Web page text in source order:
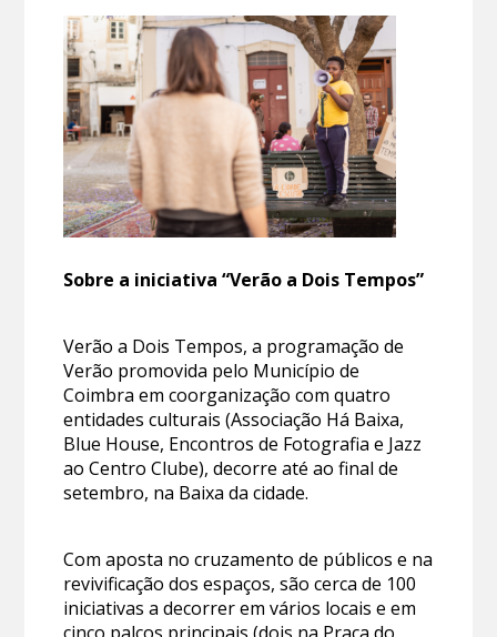
Sobre a iniciativa “Verão a Dois Tempos”
Verão a Dois Tempos, a programação de
Verão promovida pelo Município de
Coimbra em coorganização com quatro
entidades culturais (Associação Há Baixa,
Blue House, Encontros de Fotografia e Jazz
ao Centro Clube), decorre até ao final de
setembro, na Baixa da cidade.
Com aposta no cruzamento de públicos e na
revivificação dos espaços, são cerca de 100
iniciativas a decorrer em vários locais e em